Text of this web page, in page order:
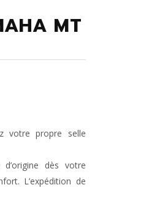
MT
votre propre selle
dès votre
L’expédition de